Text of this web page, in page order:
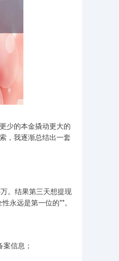
少的本金撬动更大的
，我逐渐总结出一套
。结果第三天想提现
永远是第一位的**。
信息；